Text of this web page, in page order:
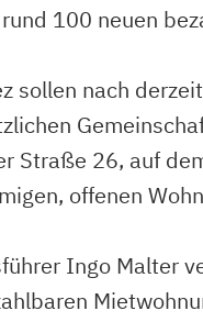
100 neuen
sollen nach
Straße 26, auf
offenen
Ingo